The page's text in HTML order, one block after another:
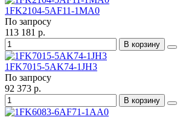
1FK2104-5AF11-1MA0
По запросу
113 181 р.
В корзину
1FK7015-5AK74-1JH3
По запросу
92 373 р.
В корзину